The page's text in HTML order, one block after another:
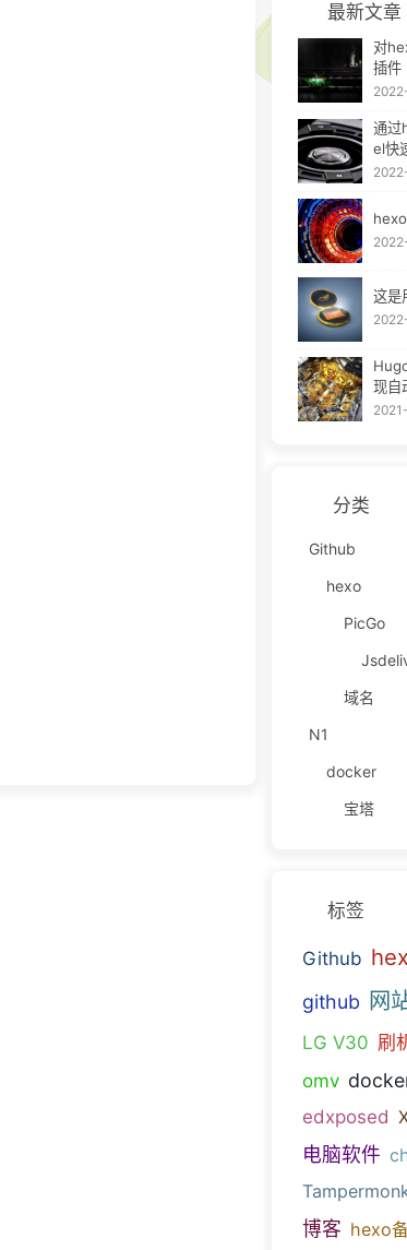
最新文章
对
插
通
el快
bok
这是
现自
分类
Github
hexo
PicGo
域名
N1
docker
宝塔
标签
Github
github 网
LG V30 刷
omv
edxposed
电脑软件
博客 hexo